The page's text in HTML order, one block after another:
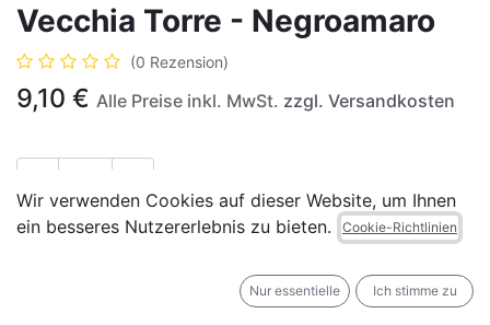
Vecchia Torre - Negroamaro
(0 Rezension)
9,10 € Alle Preise inkl. MwSt. zzgl. Versandkosten
IN DEN WARENKORB JETZT KAUFEN
Wir verwenden Cookies auf dieser Website, um Ihnen
ein besseres Nutzererlebnis zu bieten.
Cookie-Richtlinien
Nur essentielle Ich stimme zu